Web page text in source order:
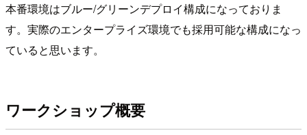
本番環境はブルー/グリーンデプロイ構成になっておりま
す。実際のエンタープライズ環境でも採用可能な構成になっ
ていると思います。
ワークショップ概要